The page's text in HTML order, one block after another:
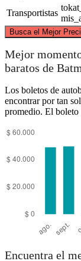
Transportistas
Busca el Mejor
Mejor
baratos de
Los boletos de
encontrar por tan
promedio. El boleto
Encuentra el